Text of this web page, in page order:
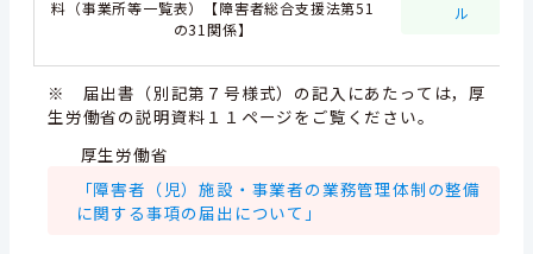
料（事業所等一覧表）【障害者総合支援法第51
の31関係】
ル
※ 届出書（別記第７号様式）の記入にあたっては，厚
生労働省の説明資料１１ページをご覧ください。
厚生労働省
「障害者（児）施設・事業者の業務管理体制の整備
に関する事項の届出について」